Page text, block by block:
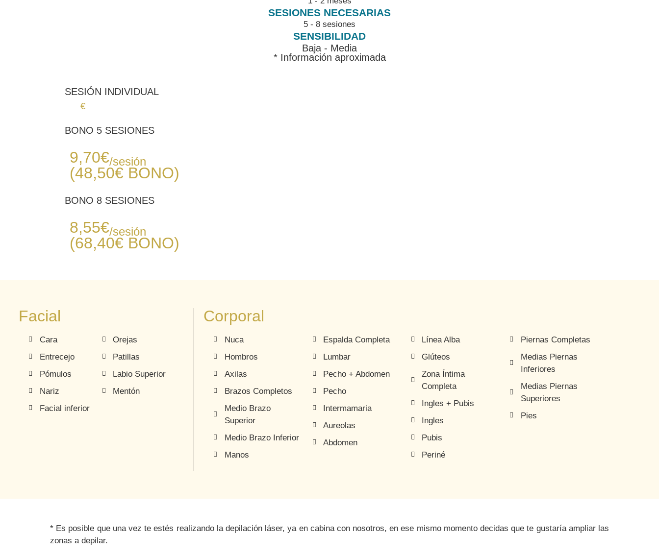
5 - 8 sesiones
Baja - Media
* Información aproximada
SESIÓN INDIVIDUAL
€
BONO 5 SESIONES
9,70€/sesión
(48,50€ BONO)
BONO 8 SESIONES
8,55€/sesión
(68,40€ BONO)
Facial
Cara
Entrecejo
Pómulos
Nariz
Facial inferior
Orejas
Patillas
Labio Superior
Mentón
Corporal
Nuca
Hombros
Axilas
Brazos Completos
Medio Brazo
Superior
Medio Brazo Inferior
Manos
Espalda Completa
Lumbar
Pecho + Abdomen
Pecho
Intermamaria
Aureolas
Abdomen
Línea Alba
Glúteos
Zona Íntima
Completa
Ingles + Pubis
Ingles
Pubis
Periné
Piernas Completas
Medias Piernas
Inferiores
Medias Piernas
Superiores
Pies
* Es posible que una vez te estés realizando la depilación láser, ya en cabina con nosotros, en ese mismo momentodecidas que te gustaría ampliar las
zonas a depilar.